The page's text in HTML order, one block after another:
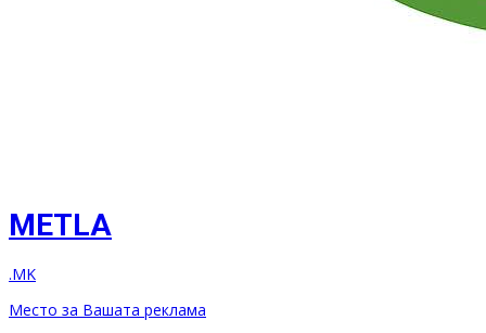
METLA
.MK
Место за Вашата реклама